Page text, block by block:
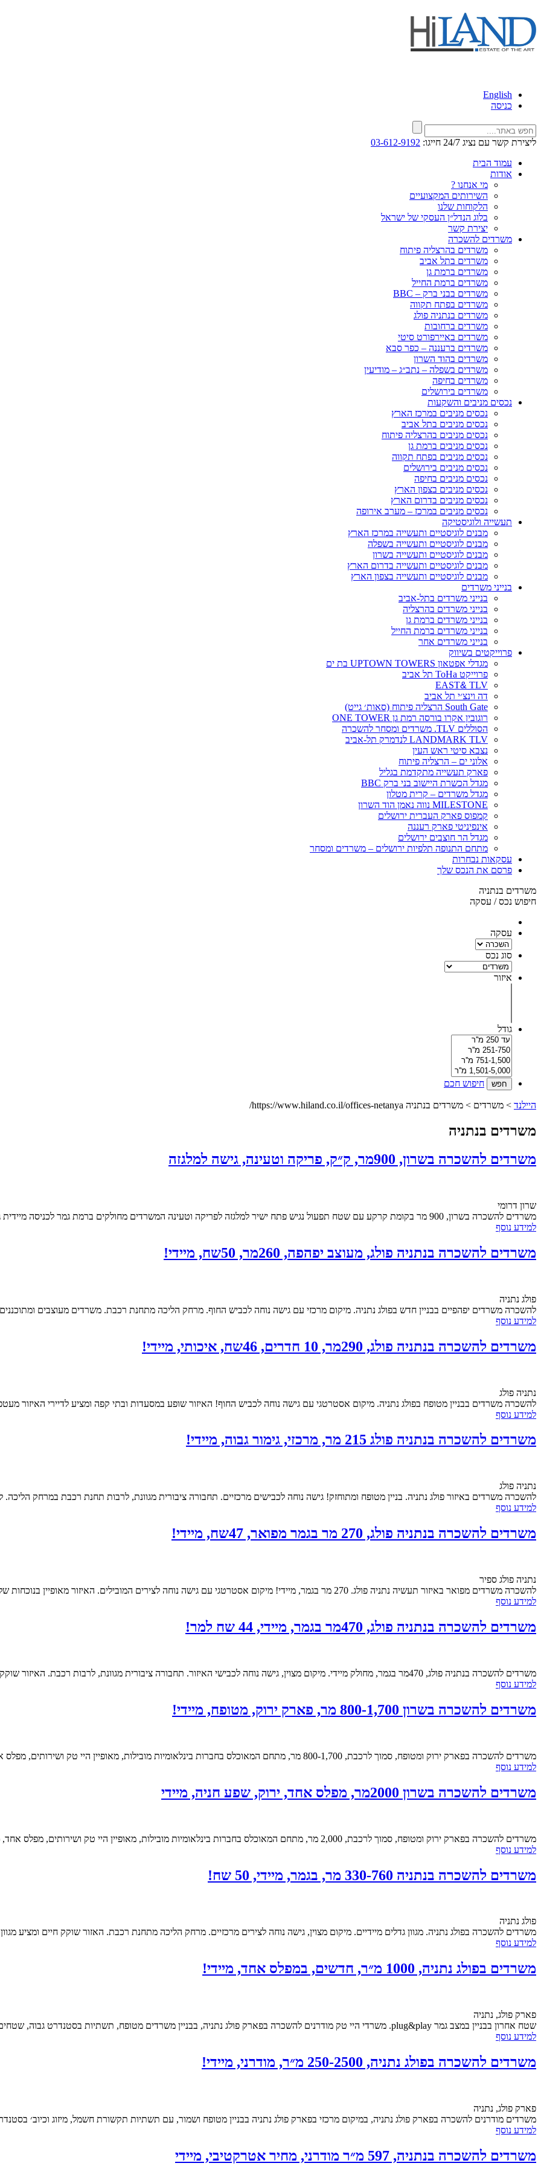
English
כניסה
ליצירת קשר עם נציג 24/7 חייגו:
03-612-9192
עמוד הבית
אודות
מי אנחנו ?
השירותים המקצועיים
הלקוחות שלנו
בלוג הנדל״ן העסקי של ישראל
יצירת קשר
משרדים להשכרה
משרדים בהרצליה פיתוח
משרדים בתל אביב
משרדים ברמת גן
משרדים ברמת החייל
משרדים בבני ברק – BBC
משרדים בפתח תקווה
משרדים בנתניה פולג
משרדים ברחובות
משרדים באיירפורט סיטי
משרדים ברעננה – כפר סבא
משרדים בהוד השרון
משרדים בשפלה – נתב״ג – מודיעין
משרדים בחיפה
משרדים בירושלים
נכסים מניבים והשקעות
נכסים מניבים במרכז הארץ
נכסים מניבים בתל אביב
נכסים מניבים בהרצליה פיתוח
נכסים מניבים ברמת גן
נכסים מניבים בפתח תקווה
נכסים מניבים בירושלים
נכסים מניבים בחיפה
נכסים מניבים בצפון הארץ
נכסים מניבים בדרום הארץ
נכסים מניבים במרכז – מערב אירופה
תעשייה ולוגיסטיקה
מבנים לוגיסטיים ותעשייה במרכז הארץ
מבנים לוגיסטיים ותעשייה בשפלה
מבנים לוגיסטיים ותעשייה בשרון
מבנים לוגיסטיים ותעשייה בדרום הארץ
מבנים לוגיסטיים ותעשייה בצפון הארץ
בנייני משרדים
בנייני משרדים בתל-אביב
בנייני משרדים בהרצליה
בנייני משרדים ברמת גן
בנייני משרדים ברמת החייל
בנייני משרדים אחר
פרוייקטים בשיווק
מגדלי אפטאון UPTOWN TOWERS בת ים
פרוייקט ToHa תל אביב
EAST& TLV
דה וינצ׳י תל אביב
South Gate הרצליה פיתוח (סאות׳ גייט)
רוגובין אקרו בורסה רמת גן ONE TOWER
הסוללים TLV. משרדים ומסחר להשכרה
LANDMARK TLV לנדמרק תל-אביב
נצבא סיטי ראש העין
אלוני ים – הרצליה פיתוח
פארק תעשייה מתקדמת בגליל
מגדל הכשרת היישוב בני ברק BBC
מגדל משרדים – קרית מטלון
MILESTONE נווה נאמן הוד השרון
קמפוס פארק העברית ירושלים
אינפיניטי פארק רעננה
מגדל הר חוצבים ירושלים
מתחם התנופה תלפיות ירושלים – משרדים ומסחר
עסקאות נבחרות
פרסם את הנכס שלך
משרדים בנתניה
חיפוש נכס / עסקה
עסקה
סוג נכס
איזור
גודל
חיפוש חכם
היילנד > משרדים > משרדים בנתניה https://www.hiland.co.il/offices-netanya/
משרדים בנתניה
משרדים להשכרה בשרון, 900מר, ק״ק, פריקה וטעינה, גישה למלגזה
שרון דרומי
משרדים להשכרה בשרון, 900 מר בקומת קרקע עם שטח תפעול נגיש פתח ישיר למלגזה לפריקה וטעינה המשרדים מחולקים ברמת גמר לכניסה מיידית גובה תקרה 4...
למידע נוסף
משרדים להשכרה בנתניה פולג, מעוצב יפהפה, 260מר, 50שח, מיידי!
פולג נתניה
להשכרה משרדים יפהפיים בבניין חדש בפולג נתניה. מיקום מרכזי עם גישה נוחה לכביש החוף. מרחק הליכה מתחנת רכבת. משרדים מעוצבים ומתוכננים בקפידה. 260 מ״ר
למידע נוסף
משרדים להשכרה בנתניה פולג, 290מר, 10 חדרים, 46שח, איכותי, מיידי!
נתניה פולג
להשכרה משרדים בבניין מטופח בפולג נתניה. מיקום אסטרטגי עם גישה נוחה לכביש החוף! האיזור שופע במסעדות ובתי קפה ומציע לדיירי האיזור
למידע נוסף
משרדים להשכרה בנתניה פולג 215 מר, מרכזי, גימור גבוה, מיידי!
נתניה פולג
להשכרה משרדים באיזור פולג נתניה. בניין מטופח ומתוחזק! גישה נוחה לכבישים מרכזיים. תחבורה ציבורית מגוונת, לרבות תחנת רכבת במרחק הליכה. להשכרה 215 מ”ר
למידע נוסף
משרדים להשכרה בנתניה פולג, 270 מר בגמר מפואר, 47שח, מיידי!
נתניה פולג ספיר
להשכרה משרדים מפואר באיזור תעשיה נתניה פולג. 270 מר בגמר, מיידי! מיקום אסטרטגי עם גישה נוחה לצירים המובילים. האיזור מאופיין בנוכחות של חברות היי-טק רבות...
למידע נוסף
משרדים להשכרה בנתניה פולג, 470מר בגמר, מיידי, 44 שח למר!
משרדים להשכרה בנתניה פולג, 470מר בגמר, מחולק מיידי. מיקום מצוין, גישה נוחה לכבישי האיזור. תחבורה ציבורית מגוונת, לרבות רכבת. האיזור שוקק חיים ומאכלס חברות היי-טק...
למידע נוסף
משרדים להשכרה בשרון 800-1,700 מר, פארק ירוק, מטופח, מיידי!
משרדים להשכרה בפארק ירוק ומטופח, סמוך לרכבת, 800-1,700 מר, מתחם המאוכלס בחברות בינלאומיות מובילות, מאופיין היי טק ושירותים, מפלס אחד, מחולק ומוכן לכניסה, ארנונה נמוכה,...
למידע נוסף
משרדים להשכרה בשרון 2000מר, מפלס אחד, ירוק, שפע חניה, מיידי
משרדים להשכרה בפארק ירוק ומטופח, סמוך לרכבת, 2,000 מר, מתחם המאוכלס בחברות בינלאומיות מובילות, מאופיין היי טק ושירותים, מפלס אחד, מחולק ומוכן לכניסה, חניה בשפע,...
למידע נוסף
משרדים להשכרה בנתניה 330-760 מר, בגמר, מיידי, 50 שח!
פולג נתניה
משרדים להשכרה בפולג נתניה. מגוון גדלים מיידיים. מיקום מצוין, גישה נוחה לצירים מרכזיים. מרחק הליכה מתחנת רכבת. האזור שוקק חיים ומציע מגוון
למידע נוסף
משרדים בפולג נתניה, 1000 מ״ר, חדשים, במפלס אחד, מיידי!
פארק פולג, נתניה
שטח אחרון בבניין במצב גמר plug&play. משרדי היי טק מודרנים להשכרה בפארק פולג נתניה, בבניין משרדים מטופח, תשתיות בסטנדרט גבוה, שטחים גדולים אופן ספייס ומשרדים,...
למידע נוסף
משרדים להשכרה בפולג נתניה, 250-2500 מ״ר, מודרני, מיידי!
פארק פולג, נתניה
משרדים מודרנים להשכרה בפארק פולג נתניה, במיקום מרכזי בפארק פולג נתניה בבניין מטופח ושמור, עם תשתיות תקשורת חשמל, מיזוג וכיוב׳
למידע נוסף
משרדים להשכרה בנתניה, 597 מ״ר מודרני, מחיר אטרקטיבי, מיידי